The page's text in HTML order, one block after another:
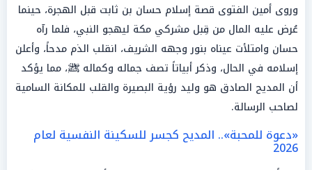
وروى أمين الفتوى قصة إسلام حسان بن ثابت قبل الهجرة، حينما
عُرض عليه المال من قِبل مشركي مكة ليهجو النبي، فلما رآه
حسان وامتلأت عيناه بنور وجهه الشريف، انقلب الذم مدحاً، وأعلن
إسلامه في الحال، وذكر أبياتاً تصف جماله وكماله ﷺ، مما يؤكد
أن المديح الصادق هو وليد رؤية البصيرة والقلب للمكانة السامية
لصاحب الرسالة.
«دعوة للمحبة».. المديح كجسر للسكينة النفسية لعام
2026